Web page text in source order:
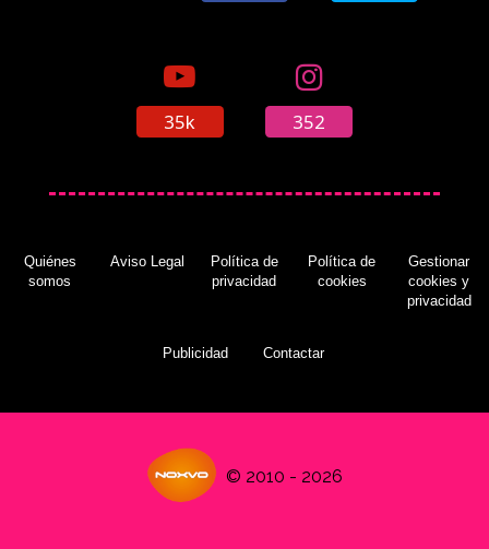
35k 352
Quiénes
somos
Aviso Legal
Política de
privacidad
Política de
cookies
Gestionar
cookies y
privacidad
Publicidad Contactar
© 2010 - 2026